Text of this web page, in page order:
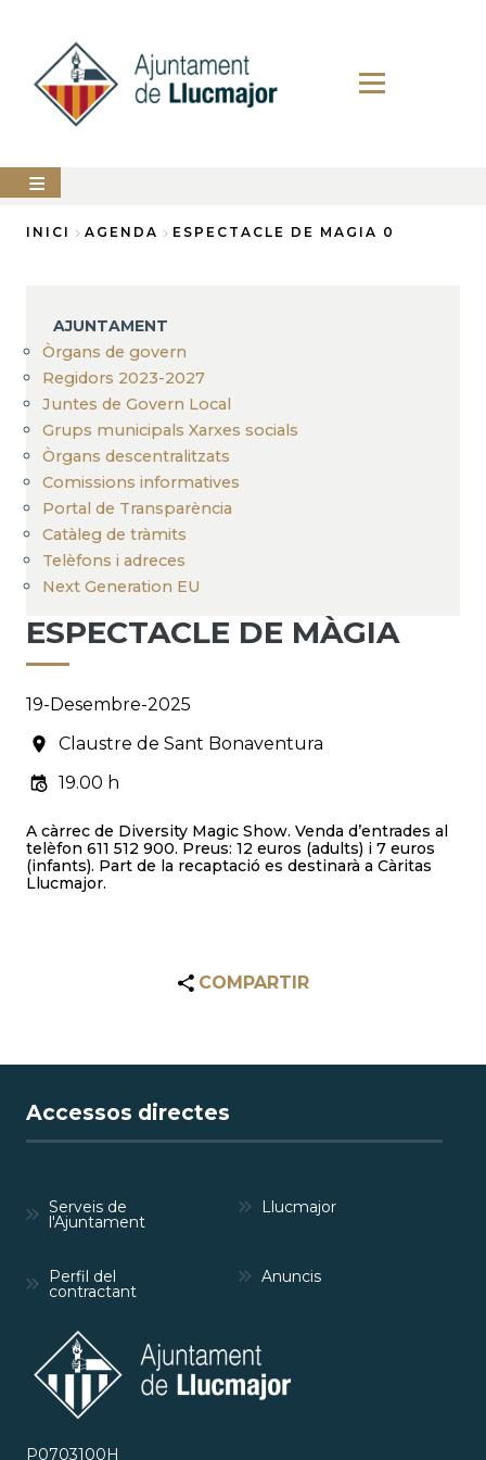
contingut
AJUNTAMENT
SERVEIS
MUNICIPALS
PERFIL
DEL
CONTRACTANT
ANUNCIS
INICI AGENDA ESPECTACLE DE MAGIA 0
AJUNTAMENT
Òrgans de govern
Regidors 2023-2027
Juntes de Govern Local
Grups municipals Xarxes socials
Òrgans descentralitzats
Comissions informatives
Portal de Transparència
Catàleg de tràmits
Telèfons i adreces
Next Generation EU
ESPECTACLE DE MÀGIA
19-Desembre-2025
Claustre de Sant Bonaventura
19.00 h
A càrrec de Diversity Magic Show. Venda d’entrades al
telèfon 611 512 900. Preus: 12 euros (adults) i 7 euros
(infants). Part de la recaptació es destinarà a Càritas
Llucmajor.
COMPARTIR
Accessos directes
Serveis de
l'Ajuntament
Llucmajor
Perfil del
contractant
Anuncis
P0703100H